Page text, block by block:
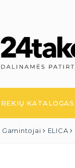
KATALOGAS
Gamintojai ELICA